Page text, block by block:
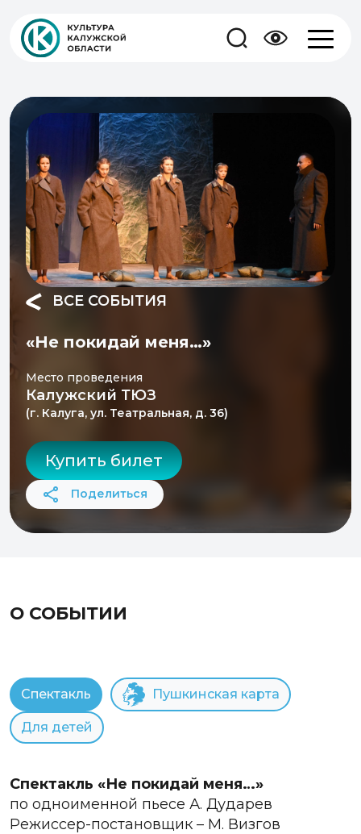
ВСЕ СОБЫТИЯ
«Не покидай меня…»
Место проведения
Калужский ТЮЗ
(г. Калуга, ул. Театральная, д. 36)
Купить билет
Поделиться
О СОБЫТИИ
Спектакль Пушкинская карта
Для детей
Спектакль «Не покидай меня…»
по одноименной пьесе А. Дударев
Режиссер-постановщик – М. Визгов